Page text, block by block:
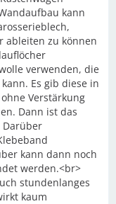
kann
ableiten zu können
verwenden, die
Es gib diese in
Verstärkung
Dann ist das
kann dann noch
werden.<br>
stundenlanges
kaum